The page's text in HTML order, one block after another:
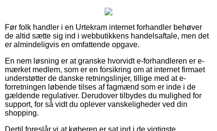
Før folk handler i en Urtekram internet forhandler behøver
de altid sætte sig ind i webbutikkens handelsaftale, men det
er almindeligvis en omfattende opgave.
En nem løsning er at granske hvorvidt e-forhandleren er e-
mærket medlem, som er en forsikring om at internet firmaet
understøtter de danske retningslinjer, tillige med at e-
forretningen løbende tilses af fagmænd som er inde i de
gældende regulativer. Derudover tilbydes du mulighed for
support, for så vidt du oplever vanskeligheder ved din
shopping.
Dertil foreslår vi at køberen er sat ind i de vigtigste